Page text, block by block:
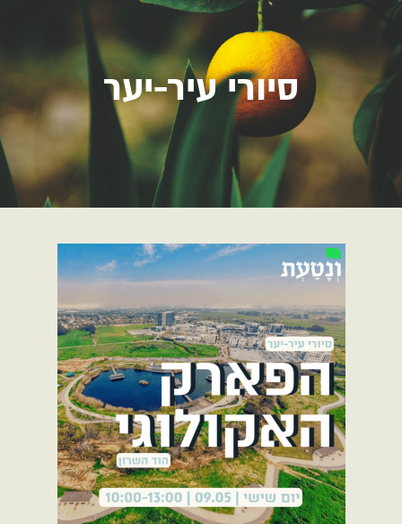
סיורי עיר-יער